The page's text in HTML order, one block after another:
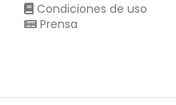
Condiciones de uso
Prensa